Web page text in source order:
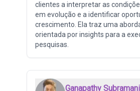
clientes a interpretar as
em evolução e a identificar
crescimento. Ela traz uma
orientada por insights para a
pesquisas.
Ganapathy